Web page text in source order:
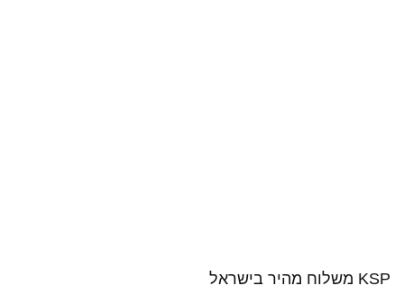
KSP משלוח מהיר בישראל